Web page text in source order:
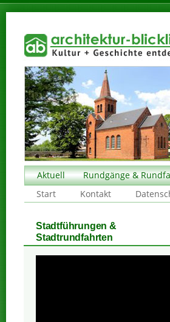
Aktuell Rundgänge &
Start
Kontakt
Stadtführungen &
Stadtrundfahrten